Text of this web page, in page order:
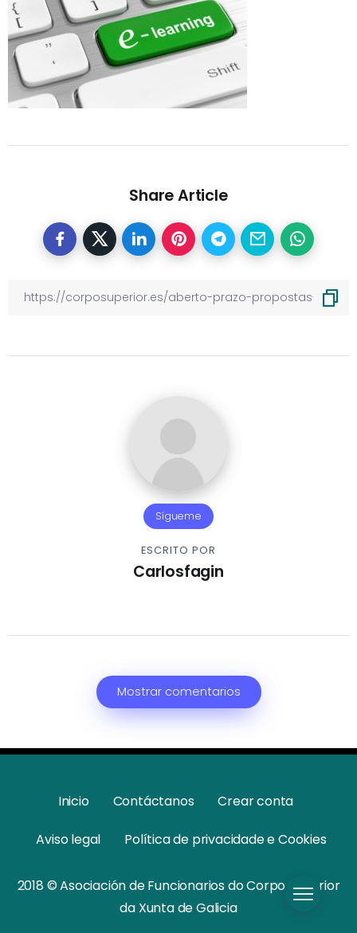
Share Article
Sígueme
ESCRITO POR
Carlosfagin
Mostrar comentarios
Inicio Contáctanos Crear conta
Aviso legal Política de privacidade e Cookies
2018 © Asociación de Funcionarios do Corpo Superior
da Xunta de Galicia